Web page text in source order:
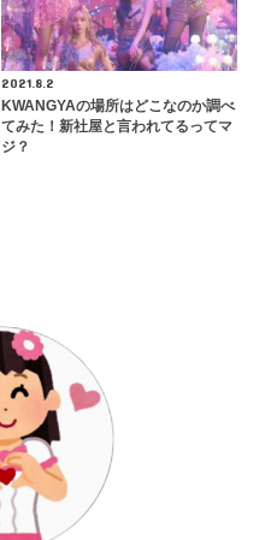
2021.8.2
KWANGYAの場所はどこなのか調べ
てみた！新社屋と言われてるってマ
ジ？